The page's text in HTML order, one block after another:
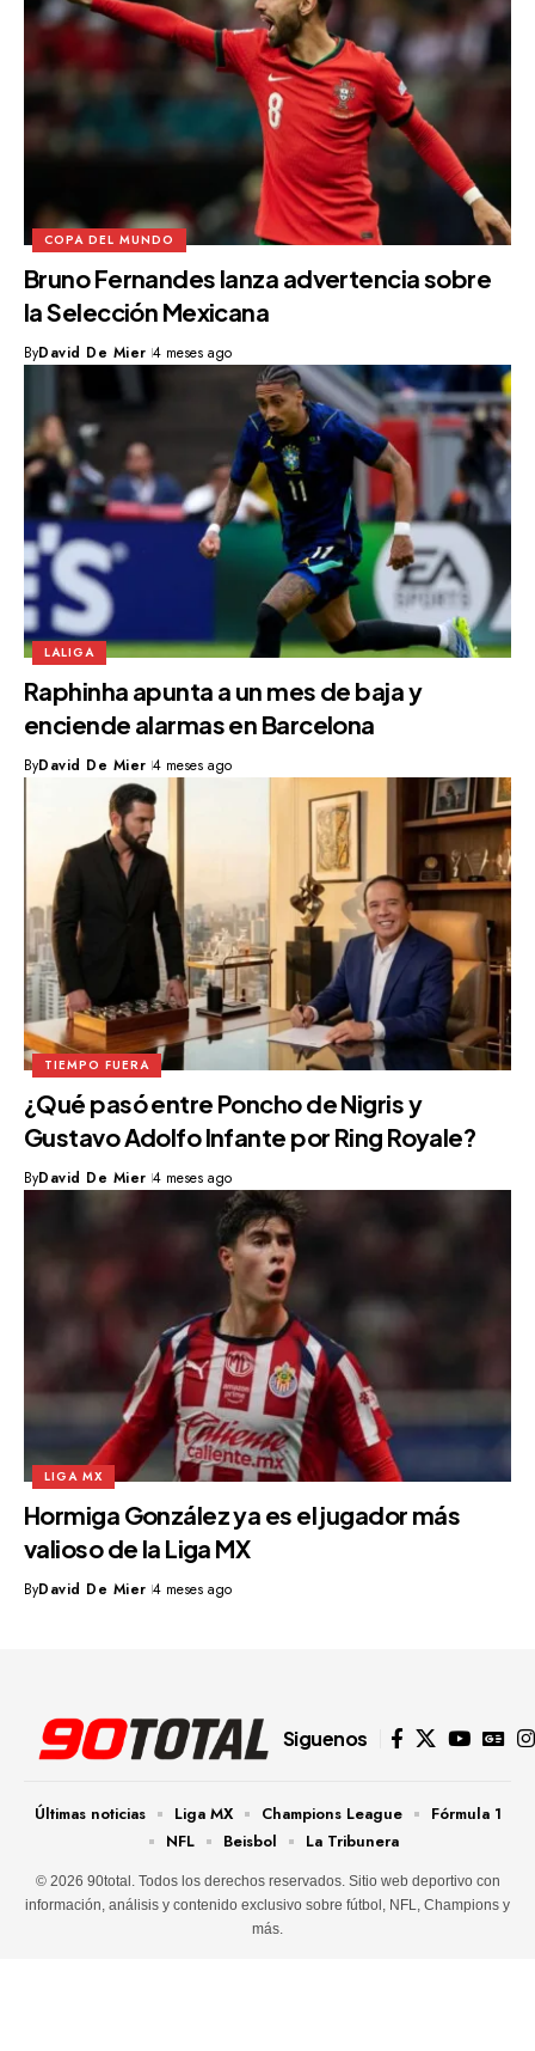
COPA DEL MUNDO
Bruno Fernandes lanza advertencia sobre
la Selección Mexicana
ByDavid De Mier 4 meses ago
LALIGA
Raphinha apunta a un mes de baja y
enciende alarmas en Barcelona
ByDavid De Mier 4 meses ago
TIEMPO FUERA
¿Qué pasó entre Poncho de Nigris y
Gustavo Adolfo Infante por Ring Royale?
ByDavid De Mier 4 meses ago
LIGA MX
Hormiga González ya es el jugador más
valioso de la Liga MX
ByDavid De Mier 4 meses ago
Siguenos
© 2026 90total. Todos los derechos reservados. Sitio web deportivo con
información, análisis y contenido exclusivo sobre fútbol, NFL, Champions y
más.
Últimas noticias Liga MX Champions League
Fórmula 1
NFL
Beisbol La Tribunera